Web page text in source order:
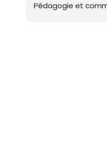
Pédagogie et